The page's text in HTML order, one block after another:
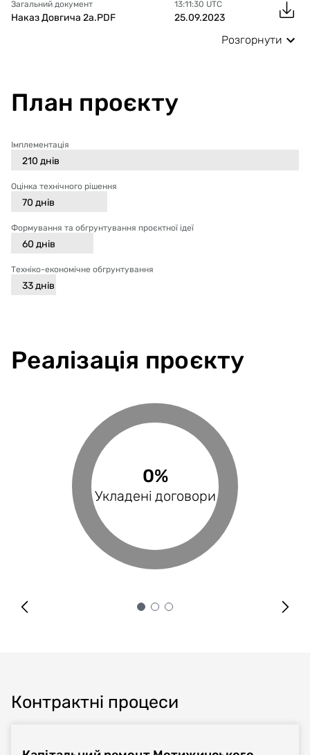
Загальний документ
Наказ Довгича 2а.PDF
13:11:30 UTC
25.09.2023
Розгорнути
План проєкту
Імплементація
210 днів
Оцінка технічного рішення
70 днів
Формування та обгрунтування проєктної ідеї
60 днів
Техніко-економічне обгрунтування
33днів
Реалізація проєкту
0%
Укладені договори
0%
Виконані поставки
0%
Оплачені рахунки
Контрактні процеси